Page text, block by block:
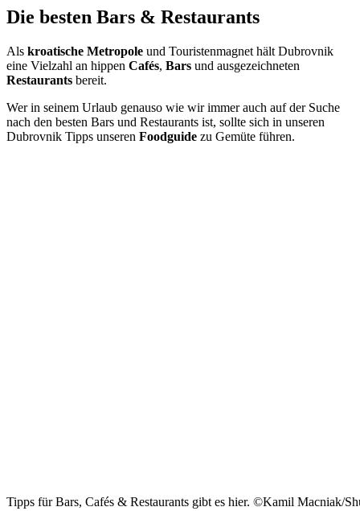
Die besten Bars & Restaurants
Als kroatische Metropole und Touristenmagnet hält Dubrovnik
eine Vielzahl an hippen Cafés, Bars und ausgezeichneten
Restaurants bereit.
Wer in seinem Urlaub genauso wie wir immer auch auf der Suche
nach den besten Bars und Restaurants ist, sollte sich in unseren
Dubrovnik Tipps unseren Foodguide zu Gemüte führen.
Tipps für Bars, Cafés & Restaurants gibt es hier. ©Kamil Macniak/